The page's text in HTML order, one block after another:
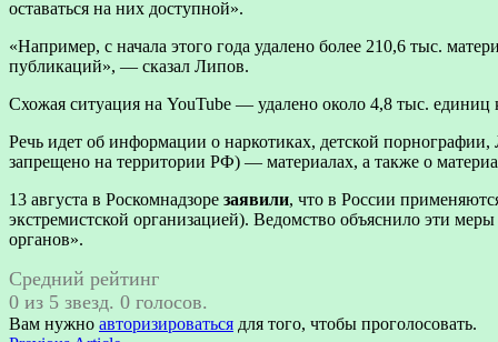
оставаться на них доступной».
«Например, с начала этого года удалено более 210,6 тыс.
публикаций», — сказал Липов.
Схожая ситуация на YouTube — удалено около 4,8 тыс.
Речь идет об информации о наркотиках, детской
запрещено на территории РФ) — материалах, а также о
13 августа в Роскомнадзоре заявили, что в России
экстремистской организацией). Ведомство объяснило эти
органов».
Средний рейтинг
0 из 5 звезд. 0 голосов.
Вам нужно авторизироваться для того, чтобы проголосовать.